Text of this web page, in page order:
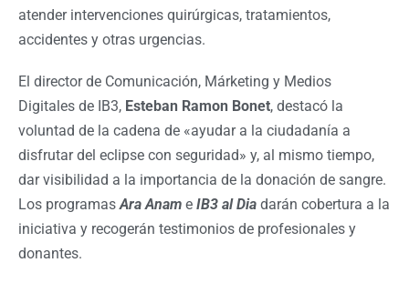
atender intervenciones quirúrgicas, tratamientos,
accidentes y otras urgencias.
El director de Comunicación, Márketing y Medios
Digitales de IB3, Esteban Ramon Bonet, destacó la
voluntad de la cadena de «ayudar a la ciudadanía a
disfrutar del eclipse con seguridad» y, al mismo tiempo,
dar visibilidad a la importancia de la donación de sangre.
Los programasAra Anam e IB3 al Dia darán cobertura a la
iniciativa y recogerán testimonios de profesionales y
donantes.